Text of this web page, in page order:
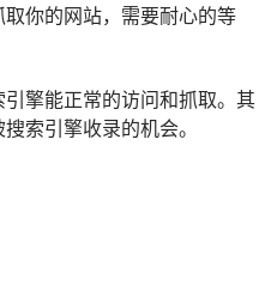
你的网站，需要耐心的等
擎能正常的访问和抓取。其
索引擎收录的机会。